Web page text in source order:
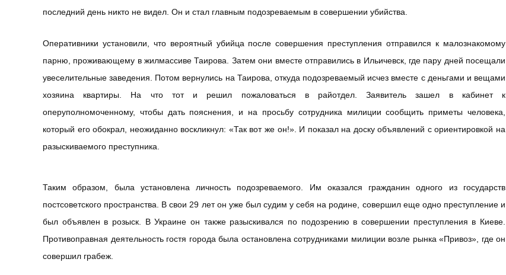
последний день никто не видел. Он и стал главным подозреваемым в совершении убийства.
Оперативники установили, что вероятный убийца после совершения преступления отправился к малознакомому
парню, проживающему в жилмассиве Таирова. Затем они вместе отправились в Ильичевск, где пару дней посещали
увеселительные заведения. Потом вернулись на Таирова, откуда подозреваемый исчез вместе с деньгами и вещами
хозяина квартиры. На что тот и решил пожаловаться в райотдел. Заявитель зашел в кабинет к
оперуполномоченному, чтобы дать пояснения, и на просьбу сотрудника милиции сообщить приметы человека,
который его обокрал, неожиданно воскликнул: «Так вот же он!». И показал на доску объявлений с ориентировкой на
разыскиваемого преступника.
Таким образом, была установлена личность подозреваемого. Им оказался гражданин одного из государств
постсоветского пространства. В свои 29 лет он уже был судим у себя на родине, совершил еще одно преступление и
был объявлен в розыск. В Украине он также разыскивался по подозрению в совершении преступления в Киеве.
Противоправная деятельность гостя города была остановлена сотрудниками милиции возле рынка «Привоз», где он
совершил грабеж.